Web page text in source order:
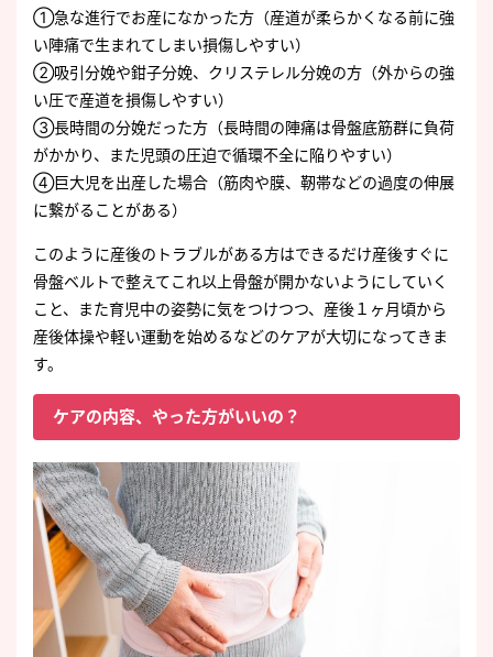
①急な進行でお産になかった方（産道が柔らかくなる前に強
い陣痛で生まれてしまい損傷しやすい）
②吸引分娩や鉗子分娩、クリステレル分娩の方（外からの強
い圧で産道を損傷しやすい）
③長時間の分娩だった方（長時間の陣痛は骨盤底筋群に負荷
がかかり、また児頭の圧迫で循環不全に陥りやすい）
④巨大児を出産した場合（筋肉や膜、靭帯などの過度の伸展
に繋がることがある）
このように産後のトラブルがある方はできるだけ産後すぐに
骨盤ベルトで整えてこれ以上骨盤が開かないようにしていく
こと、また育児中の姿勢に気をつけつつ、産後１ヶ月頃から
産後体操や軽い運動を始めるなどのケアが大切になってきま
す。
ケアの内容、やった方がいいの？